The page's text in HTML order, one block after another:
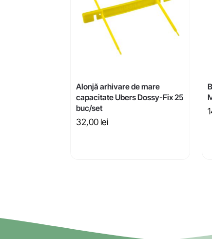
Alonjă arhivare de mare
capacitate Ubers Dossy-Fix 25
buc/set
32,00 lei